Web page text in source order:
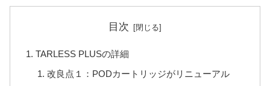
目次
TARLESS PLUSの詳細
改良点１：PODカートリッジがリニューアル